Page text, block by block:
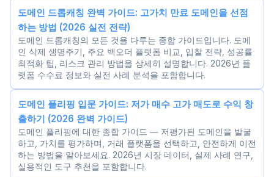
도메인 드롭캐칭 완벽 가이드: 고가치 만료 도메인을 선점
하는 방법 (2026 실전 전략)
도메인 드롭캐칭의 모든 것을 다루는 종합 가이드입니다. 도메
인 삭제 생명주기, 주요 백오더 플랫폼 비교, 입찰 전략, 성공률
최적화 팁, 리스크 관리 방법을 상세히 설명합니다. 2026년 플
랫폼 수수료 정보와 실전 사례 분석을 포함합니다.
도메인 플리핑 입문 가이드: 저가 매수 고가 매도로 수익 창
출하기 (2026 완벽 가이드)
도메인 플리핑에 대한 종합 가이드 — 저평가된 도메인을 발굴
하고, 가치를 평가하며, 거래 플랫폼을 선택하고, 안전하게 이전
하는 방법을 알아보세요. 2026년 시장 데이터, 실제 사례 연구,
실용적인 도구 추천을 포함합니다.